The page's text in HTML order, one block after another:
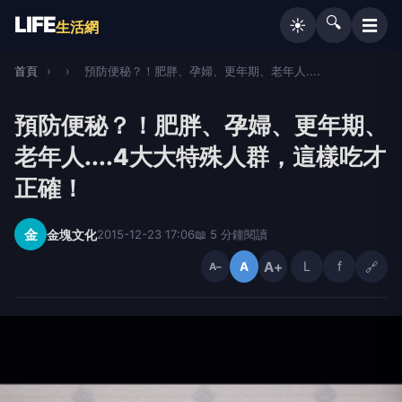
LIFE生活網 ☀️ 🔍 ☰
首頁 › › 預防便秘？！肥胖、孕婦、更年期、老年人....
預防便秘？！肥胖、孕婦、更年期、
老年人....4大大特殊人群，這樣吃才
正確！
金 金塊文化2015-12-23 17:06📖 5 分鐘閱讀
A− A A+ L f 🔗